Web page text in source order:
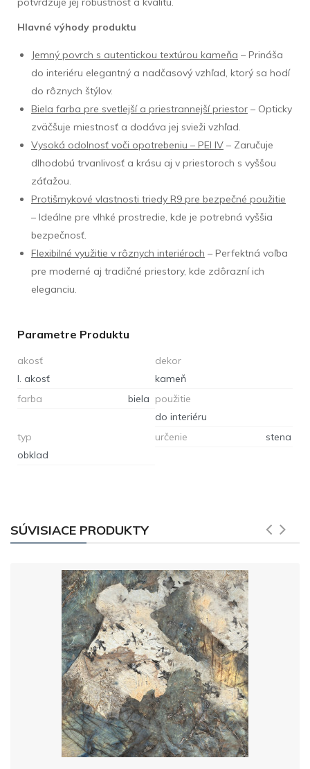
Hlavné výhody produktu
Jemný povrch s autentickou textúrou kameňa – Prináša
do interiéru elegantný a nadčasový vzhľad, ktorý sa hodí
do rôznych štýlov.
Biela farba pre svetlejší a priestrannejší priestor – Opticky
zväčšuje miestnosť a dodáva jej svieži vzhľad.
Vysoká odolnosť voči opotrebeniu – PEI IV – Zaručuje
dlhodobú trvanlivosť a krásu aj v priestoroch s vyššou
záťažou.
Protišmykové vlastnosti triedy R9 pre bezpečné použitie
– Ideálne pre vlhké prostredie, kde je potrebná vyššia
bezpečnosť.
Flexibilné využitie v rôznych interiéroch – Perfektná voľba
pre moderné aj tradičné priestory, kde zdôrazní ich
eleganciu.
Parametre Produktu
akosť
I. akosť
dekor
kameň
farba
biela použitie
do interiéru
typ
obklad
určenie stena
SÚVISIACE PRODUKTY